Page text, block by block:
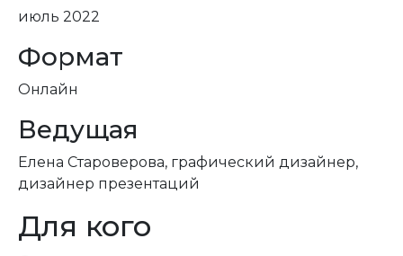
июль 2022
Формат
Онлайн
Ведущая
Елена Староверова, графический дизайнер,
дизайнер презентаций
Для кого